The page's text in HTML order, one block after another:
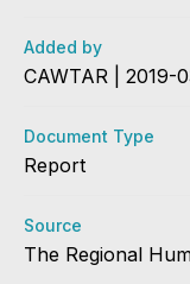
Added by
CAWTAR | 2019-
Document Type
Report
Source
The Regional